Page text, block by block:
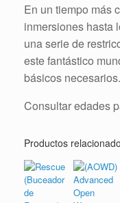
En un tiempo más
inmersiones hasta
una serie de
este fantástico
básicos necesarios.
Consultar edades
Productos